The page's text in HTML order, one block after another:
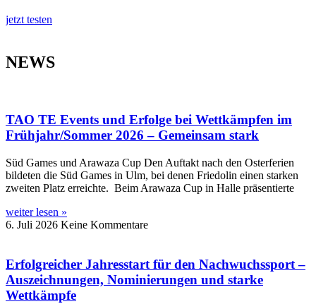
jetzt testen
NEWS
TAO TE Events und Erfolge bei Wettkämpfen im
Frühjahr/Sommer 2026 – Gemeinsam stark
Süd Games und Arawaza Cup Den Auftakt nach den Osterferien
bildeten die Süd Games in Ulm, bei denen Friedolin einen starken
zweiten Platz erreichte. Beim Arawaza Cup in Halle präsentierte
weiter lesen »
6. Juli 2026 Keine Kommentare
Erfolgreicher Jahresstart für den Nachwuchssport –
Auszeichnungen, Nominierungen und starke
Wettkämpfe